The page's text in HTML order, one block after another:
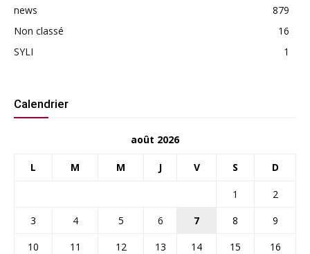
news
879
Non classé
16
SYLI
1
Calendrier
août 2026
L M M J V S D
1
2
3
4 5 6 7 8
9
10
11 12 13 14 15
16